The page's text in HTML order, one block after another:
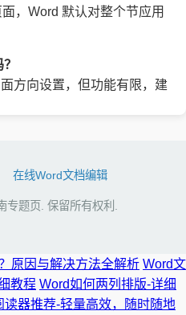
，Word 默认对整个节应用
方向设置，但功能有限，建
在线Word文档编辑
题页. 保留所有权利.
原因与解决方法全解析 Word文
教程 Word如何两列排版-详细
读器推荐-轻量高效，随时随地